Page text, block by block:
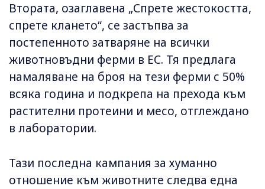
Втората, озаглавена „Спрете жестокостта,
спрете клането“, се застъпва за
постепенното затваряне на всички
животновъдни ферми в ЕС. Тя предлага
намаляване на броя на тези ферми с 50%
всяка година и подкрепа на прехода към
растителни протеини и месо, отглеждано
в лаборатории.
Тази последна кампания за хуманно
отношение към животните следва една